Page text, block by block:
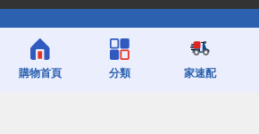
購物首頁 分類 家速配